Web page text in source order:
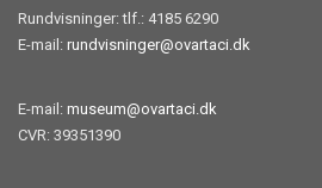
Rundvisninger: tlf.: 4185 6290
E-mail: rundvisninger@ovartaci.dk
E-mail: museum@ovartaci.dk
CVR: 39351390